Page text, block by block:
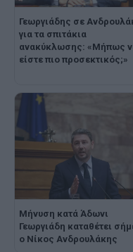
Γεωργιάδης σε
για τα σπιτάκια
ανακύκλωσης: «Μήπως
είστε πιο προσεκτικός;»
Μήνυση κατά Άδωνι
Γεωργιάδη καταθέτει
ο Νίκος Ανδρουλάκης